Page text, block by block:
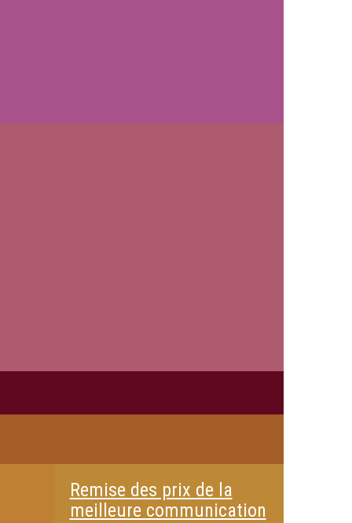
Remise des prix de la
meilleure communication